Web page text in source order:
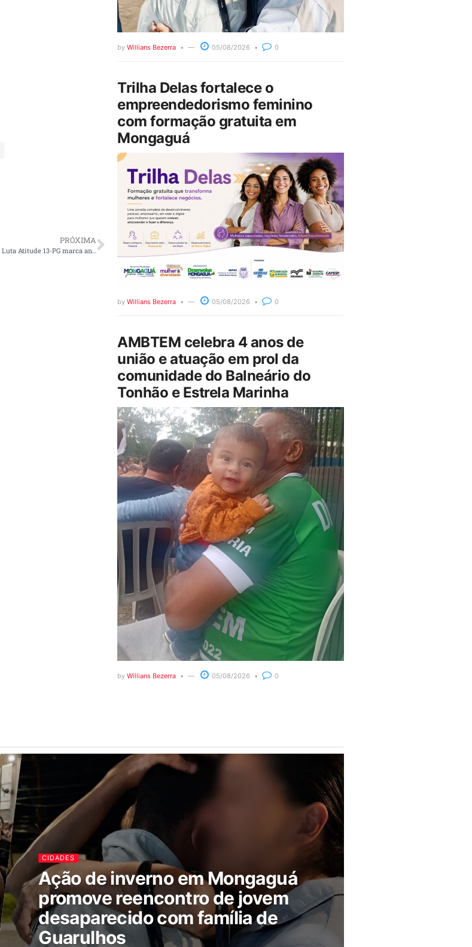
PRÓXIMA
Lançamento do Comitê Popular de Luta Atitude 13-PG marca aniversário do PT em Praia Grande-SP.
by Willians Bezerra 05/08/2026 0
Trilha Delas fortalece o
empreendedorismo feminino
com formação gratuita em
Mongaguá
by Willians Bezerra 05/08/2026 0
AMBTEM celebra 4 anos de
união e atuação em prol da
comunidade do Balneário do
Tonhão e Estrela Marinha
by Willians Bezerra 05/08/2026 0
CIDADES
Ação de inverno em Mongaguá
promove reencontro de jovem
desaparecido com família de
Guarulhos